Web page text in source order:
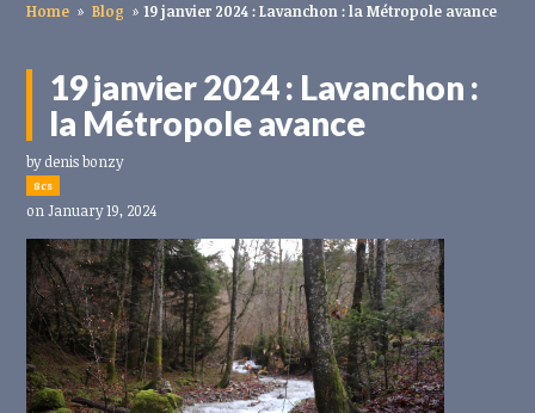
Home » Blog » 19 janvier 2024 : Lavanchon : la Métropole avance
19 janvier 2024 : Lavanchon :
la Métropole avance
bydenis bonzy
8cs
on January 19, 2024